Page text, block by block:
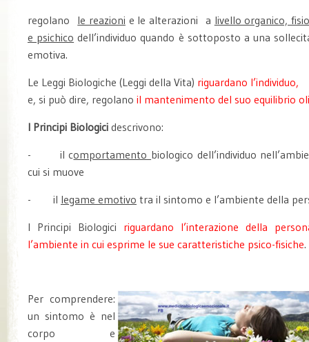
regolano le reazioni e le alterazioni a livello organico,
e psichico dell’individuo quando è sottoposto a una
emotiva.
Le Leggi Biologiche (Leggi della Vita) riguardano l’individuo,
e, si può dire, regolano il mantenimento del suo equilibrio
I Principi Biologici descrivono:
- il comportamento biologico dell’individuo
cui si muove
- il legame emotivo tra il sintomo e l’ambiente della
I Principi Biologici riguardano l’interazione della
l’ambiente in cui esprime le sue caratteristiche psico-fisiche.
Per comprendere:
un sintomo è nel
corpo e